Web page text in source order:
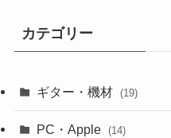
カテゴリー
ギター・機材 (19)
PC・Apple (14)